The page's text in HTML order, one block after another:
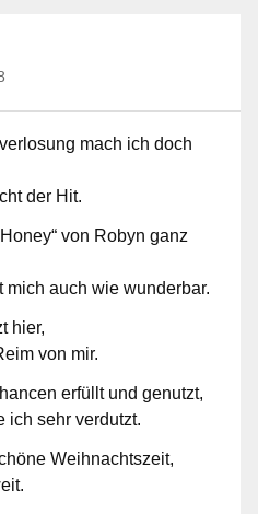
mach ich doch
der Hit.
von Robyn ganz
mich auch wie wunderbar.
hier,
von mir.
erfüllt und genutzt,
ich sehr verdutzt.
Weihnachtszeit,